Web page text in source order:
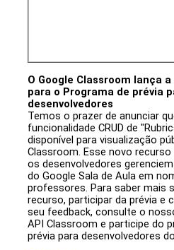
O Google Classroom lança a
para o Programa de prévia
desenvolvedores
Temos o prazer de anunciar
funcionalidade CRUD de
disponível para visualização
Classroom. Esse novo
os desenvolvedores
do Google Sala de Aula em
professores. Para saber mais
recurso, participar da prévia e
seu feedback, consulte o
API Classroom e participe do
prévia para desenvolvedores